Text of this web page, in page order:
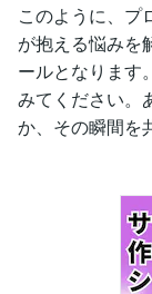
このように、プ
が抱える悩みを
ールとなります
みてください。
か、その瞬間を